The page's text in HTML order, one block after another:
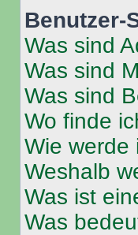
Benutzer-
Was sind
Was sind
Was sind
Wo finde
Wie werde
Weshalb
Was ist
Was